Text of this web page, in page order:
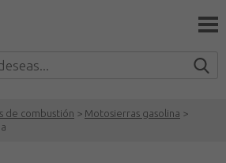
de combustión > Motosierras gasolina >